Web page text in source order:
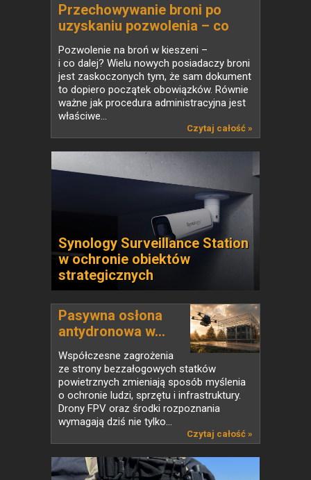
Przechowywanie broni po
uzyskaniu pozwolenia – co
mówi prawo i jak wybrać
właściwy sprzęt
Pozwolenie na broń w kieszeni –
i co dalej? Wielu nowych posiadaczy broni
jest zaskoczonych tym, że sam dokument
to dopiero początek obowiązków. Równie
ważne jak procedura administracyjna jest
właściwe...
Czytaj całość »
Synology Surveillance Station
w ochronie obiektów
strategicznych
Pasywna osłona
antydronowa w...
Współczesne zagrożenia
ze strony bezzałogowych statków
powietrznych zmieniają sposób myślenia
o ochronie ludzi, sprzętu i infrastruktury.
Drony FPV oraz środki rozpoznania
wymagają dziś nie tylko...
Czytaj całość »